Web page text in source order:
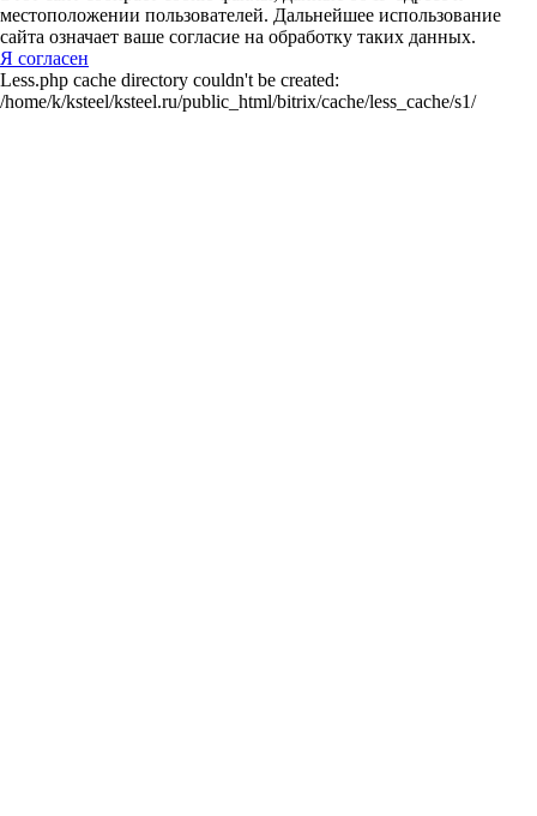
местоположении пользователей. Дальнейшее использование
сайта означает ваше согласие на обработку таких данных.
Я согласен
Less.php cache directory couldn't be created:
/home/k/ksteel/ksteel.ru/public_html/bitrix/cache/less_cache/s1/